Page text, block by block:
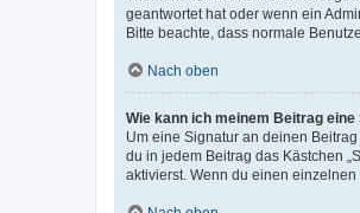
geantwortet hat oder wenn ein
Bitte beachte, dass normale
Nach oben
Wie kann ich meinem Beitrag
Um eine Signatur an deinen
du in jedem Beitrag das Kästchen
aktivierst. Wenn du einen